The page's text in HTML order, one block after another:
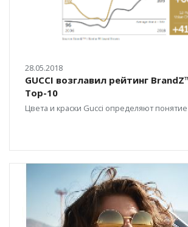
28.05.2018
GUCCI возглавил рейтинг
Top-10
Цвета и краски Gucci определяют